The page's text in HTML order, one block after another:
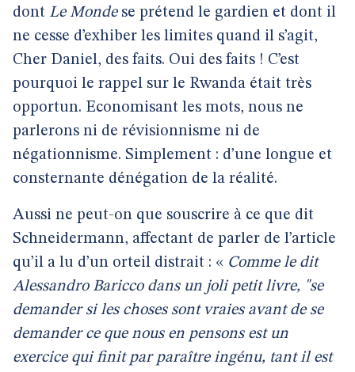
dont Le Monde se prétend le gardien et dont il
ne cesse d’exhiber les limites quand il s’agit,
Cher Daniel, des faits. Oui des faits ! C’est
pourquoi le rappel sur le Rwanda était très
opportun. Economisant les mots, nous ne
parlerons ni de révisionnisme ni de
négationnisme. Simplement : d’une longue et
consternante dénégation de la réalité.
Aussi ne peut-on que souscrire à ce que dit
Schneidermann, affectant de parler de l’article
qu’il a lu d’un orteil distrait : « Comme le dit
Alessandro Baricco dans un joli petit livre, "se
demander si les choses sont vraies avant de se
demander ce que nous en pensons est un
exercice qui finit par paraître ingénu, tant il est